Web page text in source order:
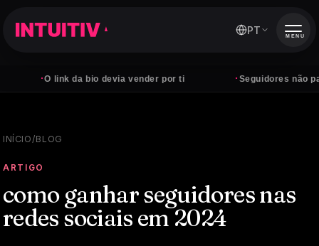
O link da bio devia vender por ti Seguidores não pagam
PT MENU
INÍCIO/BLOG
ARTIGO
como ganhar seguidores nas
redes sociais em 2024